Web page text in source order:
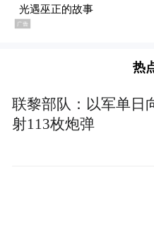
+8吨后桥重载级平
版本总质量可达
驶稳定性，轻松胜
求。再加上甲醇电动
热
联黎部队：以军单日
射113枚炮弹